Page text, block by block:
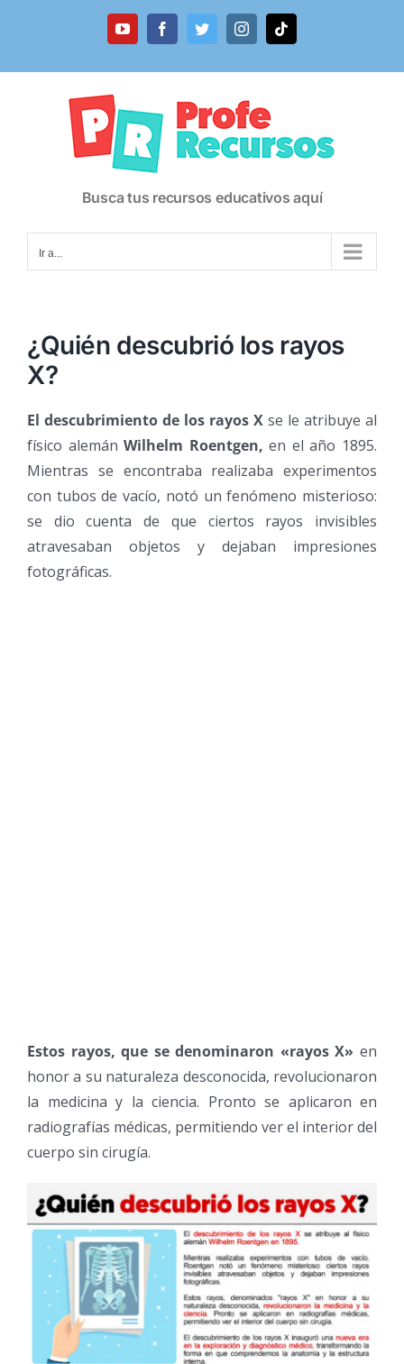
YouTubeFacebookTwitterInstagramTiktok
Busca tus recursos educativos aquí
Ir a...
¿Quién descubrió los rayos
X?
El descubrimiento de los rayos X se le atribuye al
físico alemánWilhelm Roentgen, en el año 1895.
Mientras se encontraba realizaba experimentos
con tubos de vacío, notó un fenómeno misterioso:
se dio cuenta de que ciertos rayos invisibles
atravesaban objetos y dejaban impresiones
fotográficas.
Estos rayos, que se denominaron «rayos X» en
honor a su naturaleza desconocida, revolucionaron
la medicina y la ciencia. Pronto se aplicaron en
radiografías médicas, permitiendo ver el interior del
cuerpo sin cirugía.